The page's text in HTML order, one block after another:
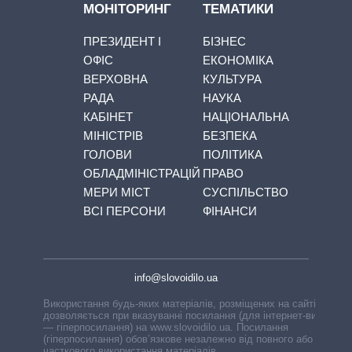
МОНІТОРИНГ
ПРЕЗИДЕНТ І
ОФІС
ВЕРХОВНА
РАДА
КАБІНЕТ
МІНІСТРІВ
ГОЛОВИ
ОБЛАДМІНІСТРАЦІЙ
МЕРИ МІСТ
ВСІ ПЕРСОНИ
ТЕМАТИКИ
БІЗНЕС
ЕКОНОМІКА
КУЛЬТУРА
НАУКА
НАЦІОНАЛЬНА
БЕЗПЕКА
ПОЛІТИКА
ПРАВО
СУСПІЛЬСТВО
ФІНАНСИ
info@slovoidilo.ua
Використання будь-яких матеріалів, розміщених на сайті,
дозволяється при вказуванні посилання (для інтернет-видань
— гіперпосилання) на www.slovoidilo.ua. Посилання
(гіперпосилання) обов’язкове незалежно від повного або